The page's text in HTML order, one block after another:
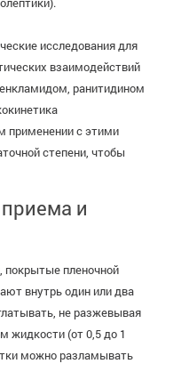
исследования для
взаимодействий
ранитидином
применении с этими
степени, чтобы
и
покрытые пленочной
внутрь один или два
не разжевывая
жидкости (от 0,5 до 1
можно разламывать